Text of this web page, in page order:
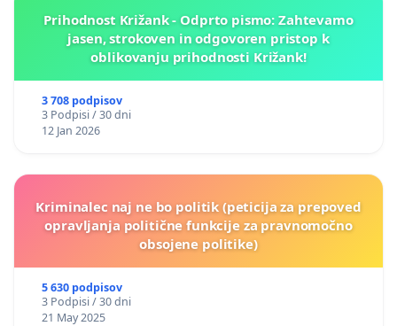
Prihodnost Križank - Odprto pismo: Zahtevamo
jasen, strokoven in odgovoren pristop k
oblikovanju prihodnosti Križank!
3 708 podpisov
3 Podpisi / 30 dni
12 Jan 2026
Kriminalec naj ne bo politik (peticija za prepoved
opravljanja politične funkcije za pravnomočno
obsojene politike)
5 630 podpisov
3 Podpisi / 30 dni
21 May 2025